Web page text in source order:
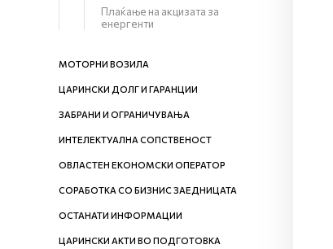
Плаќање на акцизата за
енергенти
МОТОРНИ ВОЗИЛА
ЦАРИНСКИ ДОЛГ И ГАРАНЦИИ
ЗАБРАНИ И ОГРАНИЧУВАЊА
ИНТЕЛЕКТУАЛНА СОПСТВЕНОСТ
ОВЛАСТЕН ЕКОНОМСКИ ОПЕРАТОР
СОРАБОТКА СО БИЗНИС ЗАЕДНИЦАТА
ОСТАНАТИ ИНФОРМАЦИИ
ЦАРИНСКИ АКТИ ВО ПОДГОТОВКА